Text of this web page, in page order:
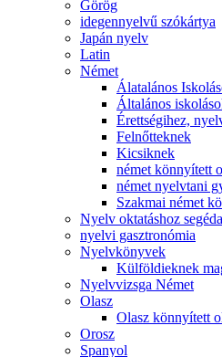
Görög
idegennyelvű szókártya
Japán nyelv
Latin
Német
Álatalános
Általános
Érettségihez,
Felnőtteknek
Kicsiknek
német könnyített
német nyelvtani
Szakmai német
Nyelv oktatáshoz
nyelvi gasztronómia
Nyelvkönyvek
Külföldieknek
Nyelvvizsga Német
Olasz
Olasz könnyített
Orosz
Spanyol